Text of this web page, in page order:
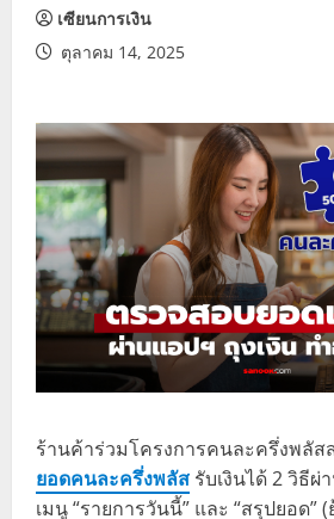
เซียนการเงิน
ตุลาคม 14, 2025
ร้านค้าร่วมโครงการคนละครึ่งพลัส
ยอดคนละครึ่งพลัส รับเงินได้ 2 วิธีผ่
เมนู “รายการวันนี้” และ “สรุปยอด”